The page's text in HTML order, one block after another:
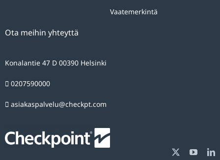
Vaatemerkintä
Ota meihin yhteyttä
Konalantie 47 D 00390 Helsinki
0207590000
asiakaspalvelu@checkpt.com